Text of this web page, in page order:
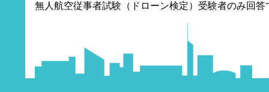
無人航空従事者試験（ドローン検定）受験者のみ回答